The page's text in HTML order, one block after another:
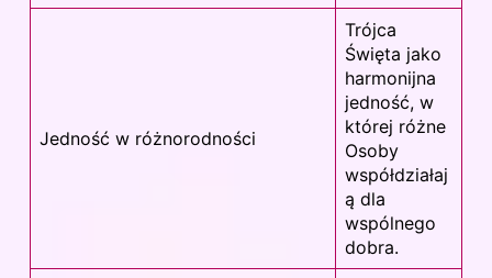
Jedność w różnorodności
Trójca
Święta jako
harmonijna
jedność, w
której różne
Osoby
współdziałaj
ą dla
wspólnego
dobra.